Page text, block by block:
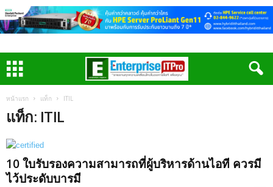
หน้าแรก แท็ก ITIL
แท็ก: ITIL
10 ใบรับรองความสามารถที่ผู้บริหารด้านไอที ควรมี
ไว้ประดับบารมี